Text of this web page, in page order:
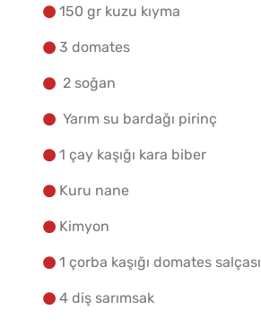
150 gr kuzu kıyma
3 domates
2 soğan
Yarım su bardağı pirinç
1 çay kaşığı kara biber
Kuru nane
Kimyon
1 çorba kaşığı domates salçası
4 diş sarımsak